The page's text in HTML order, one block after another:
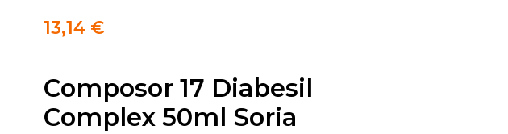
13,14 €
Composor 17 Diabesil
Complex 50ml Soria